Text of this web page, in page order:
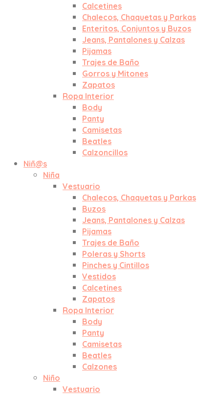
Calcetines
Chalecos, Chaquetas y Parkas
Enteritos, Conjuntos y Buzos
Jeans, Pantalones y Calzas
Pijamas
Trajes de Baño
Gorros y Mitones
Zapatos
Ropa Interior
Body
Panty
Camisetas
Beatles
Calzoncillos
Niñ@s
Niña
Vestuario
Chalecos, Chaquetas y Parkas
Buzos
Jeans, Pantalones y Calzas
Pijamas
Trajes de Baño
Poleras y Shorts
Pinches y Cintillos
Vestidos
Calcetines
Zapatos
Ropa Interior
Body
Panty
Camisetas
Beatles
Calzones
Niño
Vestuario